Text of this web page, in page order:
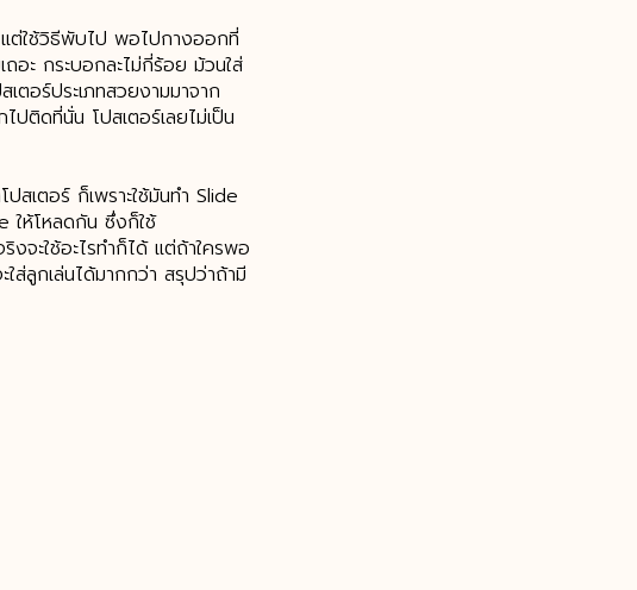
ต่ใช้วิธีพับไป พอไปกางออกที่
อะ กระบอกละไม่กี่ร้อย ม้วนใส่
ตอร์ประเภทสวยงามมาจาก
ปติดที่นั่น โปสเตอร์เลยไม่เป็น
ปสเตอร์ ก็เพราะใช้มันทำ Slide
ให้โหลดกัน ซึ่งก็ใช้
จะใช้อะไรทำก็ได้ แต่ถ้าใครพอ
ส่ลูกเล่นได้มากกว่า สรุปว่าถ้ามี